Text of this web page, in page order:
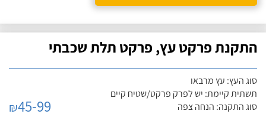
התקנת פרקט עץ, פרקט תלת שכבתי
סוג העץ: עץ מרבאו
תשתית קיימת: יש לפרק פרקט/שטיח קיים
סוג התקנה: הנחה צפה
₪45-99